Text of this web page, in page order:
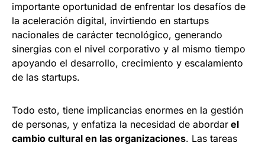
importante oportunidad de enfrentar los desafíos de
la aceleración digital, invirtiendo en startups
nacionales de carácter tecnológico, generando
sinergias con el nivel corporativo y al mismo tiempo
apoyando el desarrollo, crecimiento y escalamiento
de las startups.
Todo esto, tiene implicancias enormes en la gestión
de personas, y enfatiza la necesidad de abordar el
cambio cultural en las organizaciones. Las tareas